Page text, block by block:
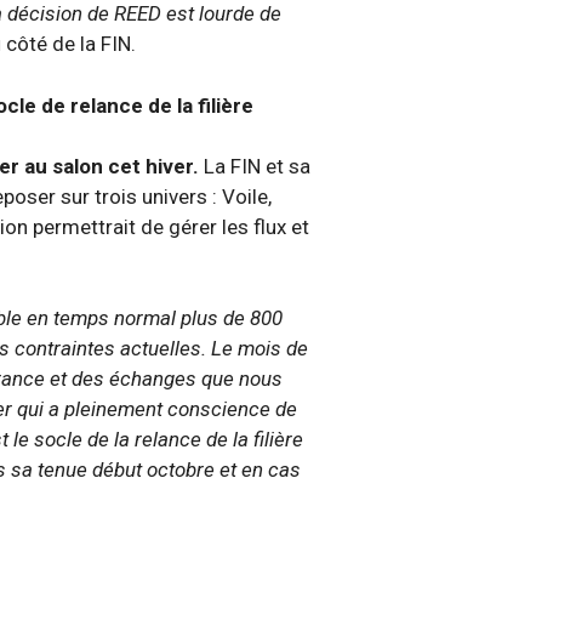
de REED est lourde de
de la FIN.
de relance de la filière
au salon cet hiver. La FIN et sa
sur trois univers : Voile,
permettrait de gérer les flux et
en temps normal plus de 800
contraintes actuelles. Le mois de
et des échanges que nous
qui a pleinement conscience de
le socle de la relance de la filière
sa tenue début octobre et en cas